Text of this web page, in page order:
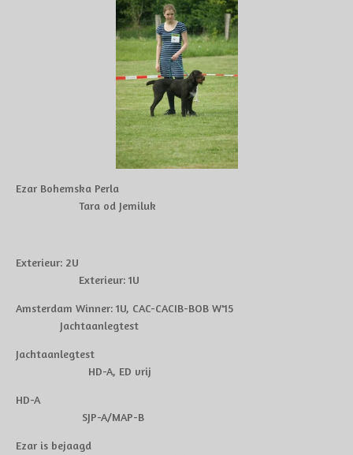
Ezar Bohemska Perla
Tara od Jemiluk
Exterieur: 2U
Exterieur: 1U
Amsterdam Winner: 1U, CAC-CACIB-BOB W'15
Jachtaanlegtest
Jachtaanlegtest
HD-A, ED vrij
HD-A
SJP-A/MAP-B
Ezar is bejaagd